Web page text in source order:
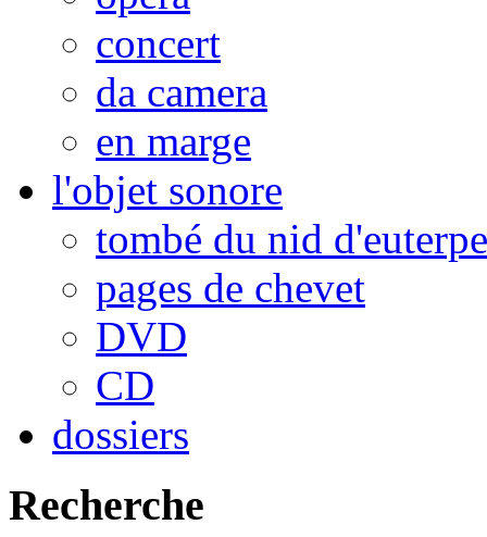
concert
da camera
en marge
l'objet sonore
tombé du nid d'euterpe
pages de chevet
DVD
CD
dossiers
Recherche